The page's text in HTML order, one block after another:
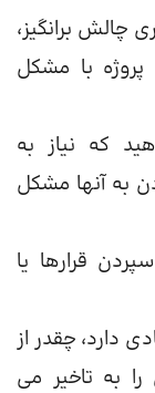
چالش برانگیز،
با مشکل
که نیاز به
به آنها مشکل
قرارها یا
دارد، چقدر از
به تاخیر می